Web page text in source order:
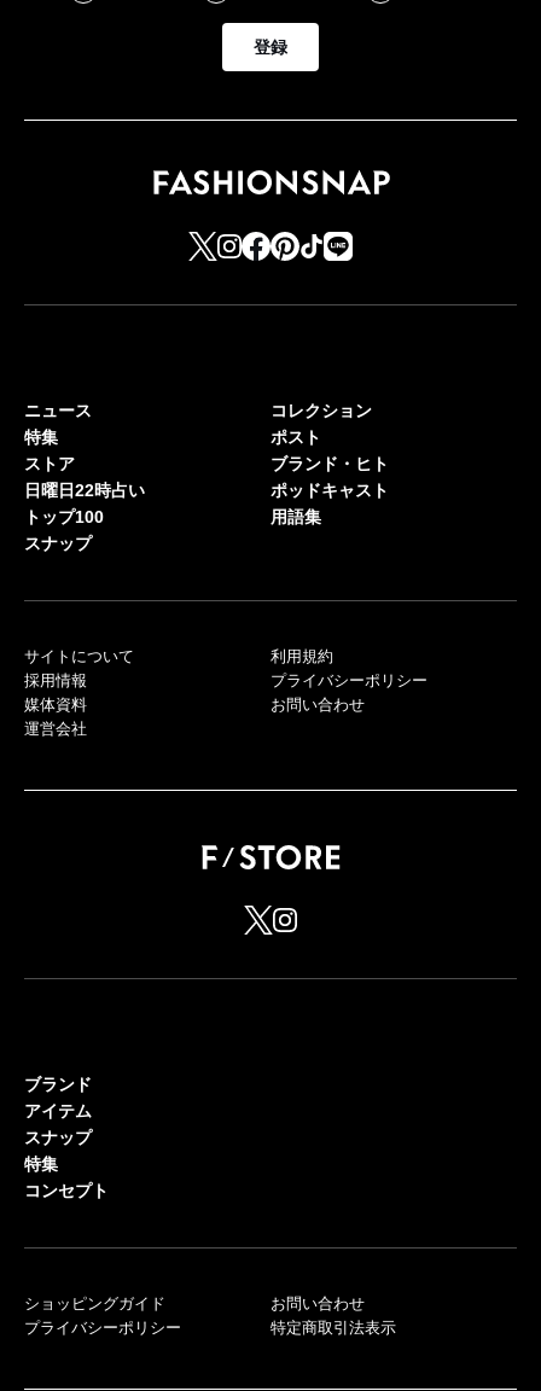
登録
ニュース
特集
ストア
日曜日22時占い
トップ100
スナップ
コレクション
ポスト
ブランド・ヒト
ポッドキャスト
用語集
サイトについて
採用情報
媒体資料
運営会社
利用規約
プライバシーポリシー
お問い合わせ
ブランド
アイテム
スナップ
特集
コンセプト
ショッピングガイド
プライバシーポリシー
お問い合わせ
特定商取引法表示